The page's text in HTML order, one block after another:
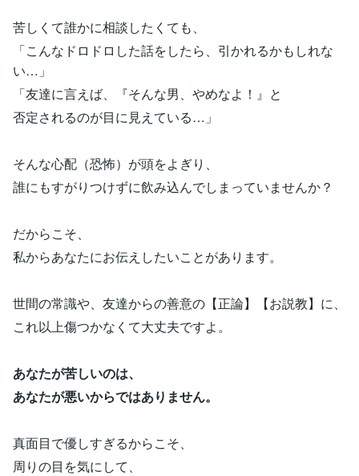
苦しくて誰かに相談したくても、
「こんなドロドロした話をしたら、引かれるかもしれな
い…」
「友達に言えば、『そんな男、やめなよ！』と
否定されるのが目に見えている…」
そんな心配（恐怖）が頭をよぎり、
誰にもすがりつけずに飲み込んでしまっていませんか？
だからこそ、
私からあなたにお伝えしたいことがあります。
世間の常識や、友達からの善意の【正論】【お説教】に、
これ以上傷つかなくて大丈夫ですよ。
あなたが苦しいのは、
あなたが悪いからではありません。
真面目で優しすぎるからこそ、
周りの目を気にして、